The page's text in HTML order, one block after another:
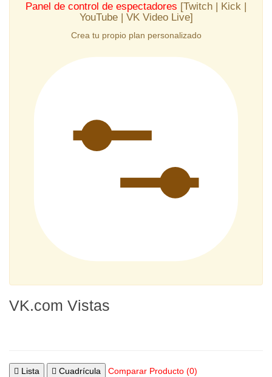
Panel de control de espectadores [Twitch | Kick |
YouTube | VK Video Live]
Crea tu propio plan personalizado
VK.com Vistas
Lista Cuadrícula Comparar Producto (0)